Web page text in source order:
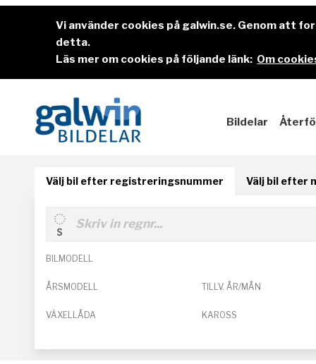
Vi använder cookies på galwin.se. Genom att
detta.
Läs mer om cookies på följande länk: Om
Bildelar
Välj bil efter registreringsnummer Välj bil efter
BILMODELL
ÅRSMODELL TILLV. ÅR/MÅN
VÄXELLÅDA KAROSS